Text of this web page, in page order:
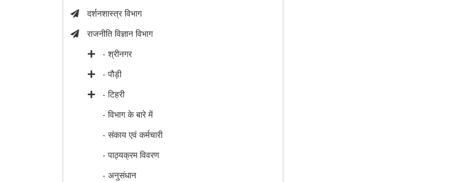
दर्शनशास्त्र विभाग
राजनीति विज्ञान विभाग
- श्रीनगर
- पौड़ी
- टिहरी
- विभाग के बारे में
- संकाय एवं कर्मचारी
- पाठ्यक्रम विवरण
- अनुसंधान